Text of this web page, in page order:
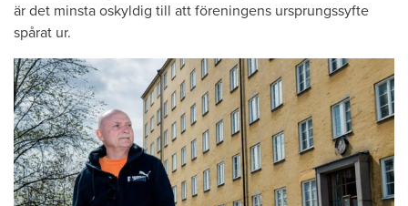
är det minsta oskyldig till att föreningens ursprungssyfte
spårat ur.